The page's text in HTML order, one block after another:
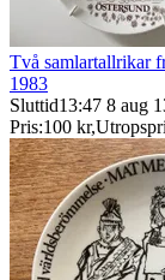
Två samlartallrikar
1983
Sluttid13:47 8 aug
Pris:100 kr,